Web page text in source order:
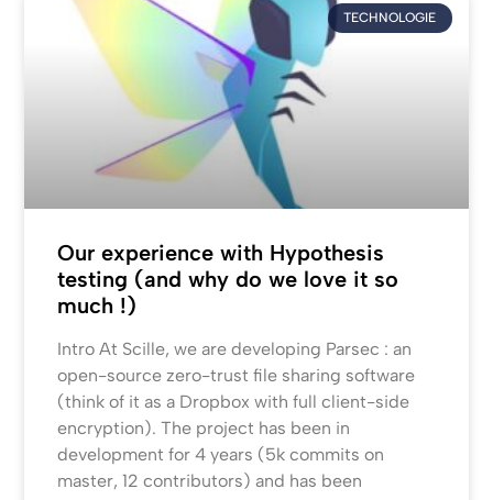
TECHNOLOGIE
Our experience with Hypothesis
testing (and why do we love it so
much !)
Intro At Scille, we are developing Parsec : an
open-source zero-trust file sharing software
(think of it as a Dropbox with full client-side
encryption). The project has been in
development for 4 years (5k commits on
master, 12 contributors) and has been